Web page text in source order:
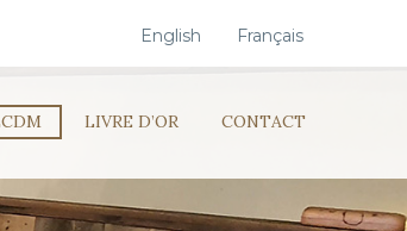
English Français
LIVRE D’OR CONTACT